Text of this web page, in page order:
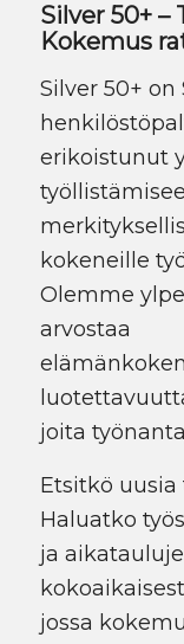
Silver 50+ –
Kokemus
Silver 50+
erikoistunut
kokeneille
Olemme
arvostaa
joita
Etsitkö
Haluatko
ja
jossa